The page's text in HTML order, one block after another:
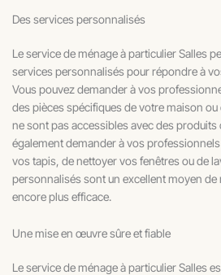
Des services personnalisés
Le service de ménage à particulier Salles
services personnalisés pour répondre à
Vous pouvez demander à vos
des pièces spécifiques de votre maison
ne sont pas accessibles avec des
également demander à vos
vos tapis, de nettoyer vos fenêtres ou de
personnalisés sont un excellent moyen
encore plus efficace.
Une mise en œuvre sûre et fiable
Le service de ménage à particulier Salles